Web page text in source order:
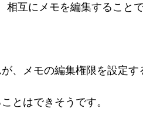
相互にメモを編集すること
とはできそうです。